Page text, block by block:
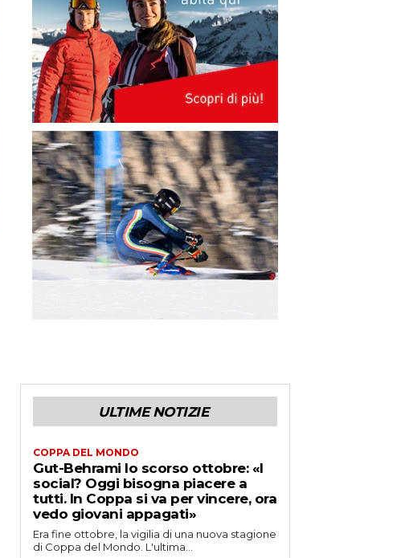
ULTIME NOTIZIE
COPPA DEL MONDO
Gut-Behrami lo scorso ottobre: «I
social? Oggi bisogna piacere a
tutti. In Coppa si va per vincere, ora
vedo giovani appagati»
Era fine ottobre, la vigilia di una nuova stagione
di Coppa del Mondo. L'ultima...